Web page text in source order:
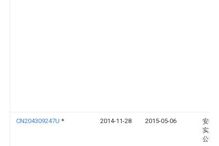
CN204309247U * 2014-11-28 2015-05-06
安徽
实业
公司